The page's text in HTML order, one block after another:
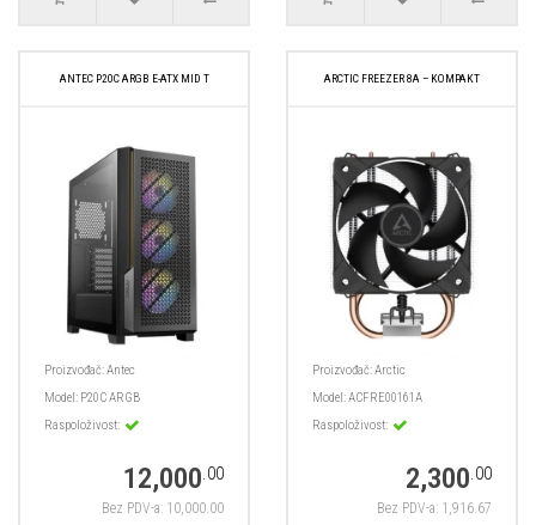
ANTEC P20C ARGB E-ATX MID T
Proizvođač:Antec
Model: P20C ARGB
Raspoloživost:
12,000.00
Bez PDV-a: 10,000.00
ARCTIC FREEZER 8A – KOMPAKT
Proizvođač:Arctic
Model:ACFRE00161A
Raspoloživost:
2,300.00
Bez PDV-a: 1,916.67